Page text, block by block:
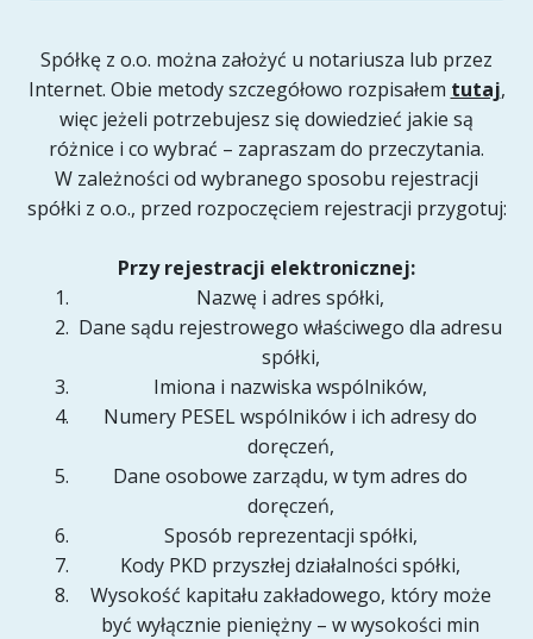
Spółkę z o.o. można założyć u notariusza lub przez
Internet. Obie metody szczegółowo rozpisałem tutaj,
więc jeżeli potrzebujesz się dowiedzieć jakie są
różnice i co wybrać – zapraszam do przeczytania.
W zależności od wybranego sposobu rejestracji
spółki z o.o., przed rozpoczęciem rejestracji przygotuj:
Przy rejestracji elektronicznej:
Nazwę i adres spółki,
Dane sądu rejestrowego właściwego dla adresu
spółki,
Imiona i nazwiska wspólników,
Numery PESEL wspólników i ich adresy do
doręczeń,
Dane osobowe zarządu, w tym adres do
doręczeń,
Sposób reprezentacji spółki,
Kody PKD przyszłej działalności spółki,
Wysokość kapitału zakładowego, który może
być wyłącznie pieniężny – w wysokości min